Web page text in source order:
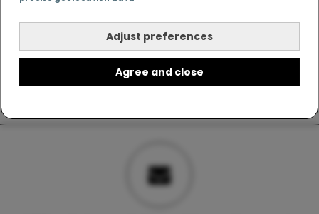
Adjust preferences
Agree and close